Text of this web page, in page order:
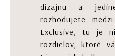
dizajnu a
rozhodujete
Exclusive, tu je
rozdielov, ktoré